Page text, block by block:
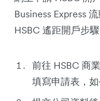
Business Express
HSBC 遙距開戶步
前往 HSBC 商
填寫申請表，